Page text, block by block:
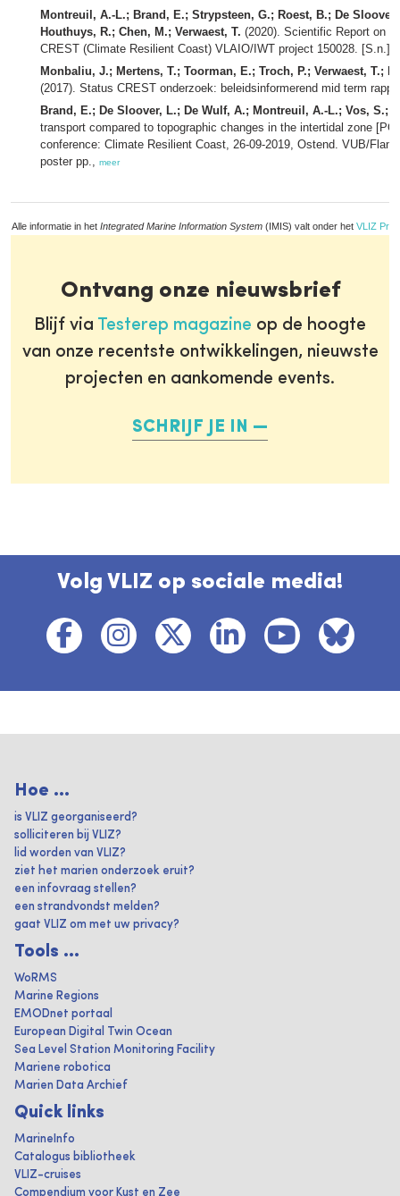
Montreuil, A.-L.; Brand, E.; Strypsteen, G.; Roest, B.; De
Houthuys, R.; Chen, M.; Verwaest, T. (2020). Scientific Report on
CREST (Climate Resilient Coast) VLAIO/IWT project 150028.
Monbaliu, J.; Mertens, T.; Toorman, E.; Troch, P.; Verwaest, T.;
(2017). Status CREST onderzoek: beleidsinformerend mid term
Brand, E.; De Sloover, L.; De Wulf, A.; Montreuil, A.-L.; Vos, S.;
transport compared to topographic changes in the intertidal zone
conference: Climate Resilient Coast, 26-09-2019, Ostend. VUB/
poster pp., meer
Alle informatie in het Integrated Marine Information System (IMIS) valt onder het VLIZ
Ontvang onze nieuwsbrief
Blijf via Testerep magazine op de hoogte
van onze recentste ontwikkelingen, nieuwste
projecten en aankomende events.
SCHRIJF JE IN
Volg VLIZ op sociale media!
Hoe ...
is VLIZ georganiseerd?
solliciteren bij VLIZ?
lid worden van VLIZ?
ziet het marien onderzoek eruit?
een infovraag stellen?
een strandvondst melden?
gaat VLIZ om met uw privacy?
Tools ...
WoRMS
Marine Regions
EMODnet portaal
European Digital Twin Ocean
Sea Level Station Monitoring Facility
Mariene robotica
Marien Data Archief
Quick links
MarineInfo
Catalogus bibliotheek
VLIZ-cruises
Compendium voor Kust en Zee